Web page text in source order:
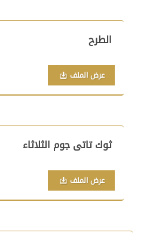
الطرح
عرض الملف
ثوك تاتى جوم الثلاثاء
عرض الملف